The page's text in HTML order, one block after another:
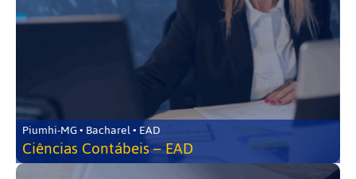
Piumhi-MG • Bacharel • EAD
Ciências Contábeis – EAD